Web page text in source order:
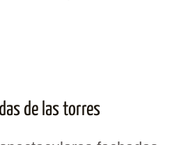
de las torres